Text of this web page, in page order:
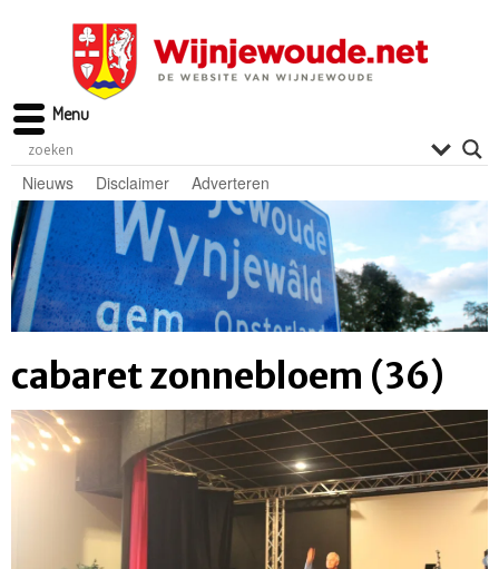
Nieuws Disclaimer Adverteren
cabaret zonnebloem (36)
Menu